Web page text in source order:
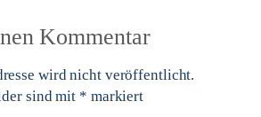
Kommentar
wird nicht veröffentlicht.
sind mit * markiert